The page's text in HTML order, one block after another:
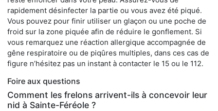
rapidement désinfecter la partie ou vous avez été piqué.
Vous pouvez pour finir utiliser un glaçon ou une poche de
froid sur la zone piquée afin de réduire le gonflement. Si
vous remarquez une réaction allergique accompagnée de
gêne respiratoire ou de piqûres multiples, dans ces cas de
figure n’hésitez pas un instant à contacter le 15 ou le 112.
Foire aux questions
Comment les frelons arrivent-ils à concevoir leur
nid à Sainte-Féréole ?